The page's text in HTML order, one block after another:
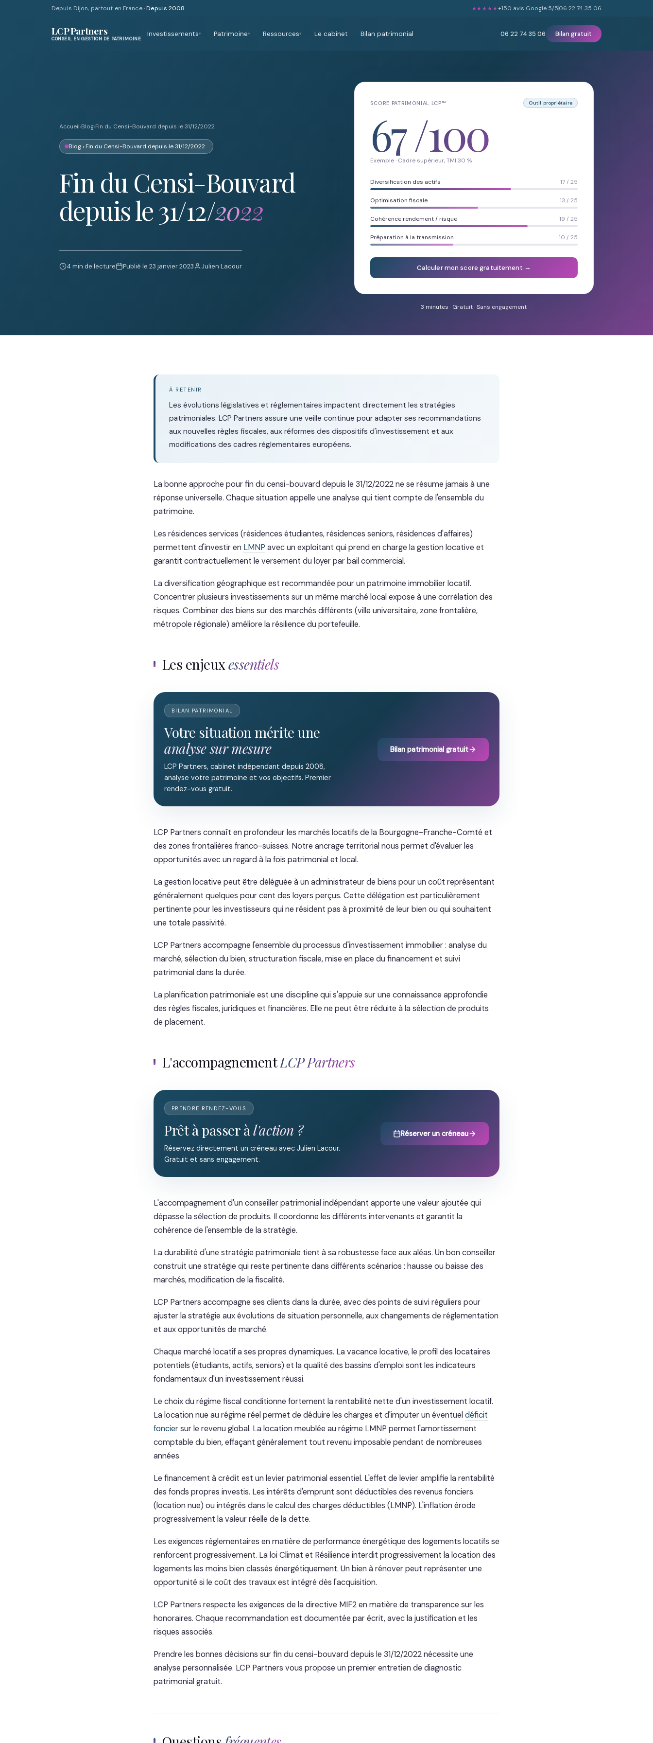
Depuis Dijon, partout en France ·Depuis 2008 ★★★★★+150 avis Google 5/506 22 74 35 06
LCP Partners
CONSEIL EN GESTION DE PATRIMOINE
Investissements▾ Patrimoine▾ Ressources▾ Le cabinet Bilan patrimonial 06 22 74 35 06 Bilan gratuit
Accueil›Blog›Fin du Censi-Bouvard depuis le 31/12/2022
Blog › Fin du Censi-Bouvard depuis le 31/12/2022
Fin du Censi-Bouvard
depuis le 31/12/2022
4 min de lecture Publié le 23 janvier 2023 Julien Lacour
SCORE PATRIMONIAL LCP™ Outil propriétaire
67/100
Exemple · Cadre supérieur, TMI 30 %
Diversification des actifs 17 / 25
Optimisation fiscale 13 / 25
Cohérence rendement / risque 19 / 25
Préparation à la transmission 10 / 25
Calculer mon score gratuitement →
3 minutes · Gratuit · Sans engagement
À RETENIR
Les évolutions législatives et réglementaires impactent directement les stratégies
patrimoniales. LCP Partners assure une veille continue pour adapter ses recommandations
aux nouvelles règles fiscales, aux réformes des dispositifs d'investissement et aux
modifications des cadres réglementaires européens.
La bonne approche pour fin du censi-bouvard depuis le 31/12/2022 ne se résume jamais à une
réponse universelle. Chaque situation appelle une analyse qui tient compte de l'ensemble du
patrimoine.
Les résidences services (résidences étudiantes, résidences seniors, résidences d'affaires)
permettent d'investir en LMNP avec un exploitant qui prend en charge la gestion locative et
garantit contractuellement le versement du loyer par bail commercial.
La diversification géographique est recommandée pour un patrimoine immobilier locatif.
Concentrer plusieurs investissements sur un même marché local expose à une corrélation des
risques. Combiner des biens sur des marchés différents (ville universitaire, zone frontalière,
métropole régionale) améliore la résilience du portefeuille.
Les enjeuxessentiels
BILAN PATRIMONIAL
Votre situation mérite une
analyse sur mesure
LCP Partners, cabinet indépendant depuis 2008,
analyse votre patrimoine et vos objectifs. Premier
rendez-vous gratuit.
Bilan patrimonial gratuit
LCP Partners connaît en profondeur les marchés locatifs de la Bourgogne-Franche-Comté et
des zones frontalières franco-suisses. Notre ancrage territorial nous permet d'évaluer les
opportunités avec un regard à la fois patrimonial et local.
La gestion locative peut être déléguée à un administrateur de biens pour un coût représentant
généralement quelques pour cent des loyers perçus. Cette délégation est particulièrement
pertinente pour les investisseurs qui ne résident pas à proximité de leur bien ou qui souhaitent
une totale passivité.
LCP Partners accompagne l'ensemble du processus d'investissement immobilier : analyse du
marché, sélection du bien, structuration fiscale, mise en place du financement et suivi
patrimonial dans la durée.
La planification patrimoniale est une discipline qui s'appuie sur une connaissance approfondie
des règles fiscales, juridiques et financières. Elle ne peut être réduite à la sélection de produits
de placement.
L'accompagnementLCP Partners
PRENDRE RENDEZ-VOUS
Prêt à passer àl'action ?
Réservez directement un créneau avec Julien Lacour.
Gratuit et sans engagement.
Réserver un créneau
L'accompagnement d'un conseiller patrimonial indépendant apporte une valeur ajoutée qui
dépasse la sélection de produits. Il coordonne les différents intervenants et garantit la
cohérence de l'ensemble de la stratégie.
La durabilité d'une stratégie patrimoniale tient à sa robustesse face aux aléas. Un bon conseiller
construit une stratégie qui reste pertinente dans différents scénarios : hausse ou baisse des
marchés, modification de la fiscalité.
LCP Partners accompagne ses clients dans la durée, avec des points de suivi réguliers pour
ajuster la stratégie aux évolutions de situation personnelle, aux changements de réglementation
et aux opportunités de marché.
Chaque marché locatif a ses propres dynamiques. La vacance locative, le profil des locataires
potentiels (étudiants, actifs, seniors) et la qualité des bassins d'emploi sont les indicateurs
fondamentaux d'un investissement réussi.
Le choix du régime fiscal conditionne fortement la rentabilité nette d'un investissement locatif.
La location nue au régime réel permet de déduire les charges et d'imputer un éventuel déficit
fonciersur le revenu global. La location meublée au régime LMNP permet l'amortissement
comptable du bien, effaçant généralement tout revenu imposable pendant de nombreuses
années.
Le financement à crédit est un levier patrimonial essentiel. L'effet de levier amplifie la rentabilité
des fonds propres investis. Les intérêts d'emprunt sont déductibles des revenus fonciers
(location nue) ou intégrés dans le calcul des charges déductibles (LMNP). L'inflation érode
progressivement la valeur réelle de la dette.
Les exigences réglementaires en matière de performance énergétique des logements locatifs se
renforcent progressivement. La loi Climat et Résilience interdit progressivement la location des
logements les moins bien classés énergétiquement. Un bien à rénover peut représenter une
opportunité si le coût des travaux est intégré dès l'acquisition.
LCP Partners respecte les exigences de la directive MIF2 en matière de transparence sur les
honoraires. Chaque recommandation est documentée par écrit, avec la justification et les
risques associés.
Prendre les bonnes décisions sur fin du censi-bouvard depuis le 31/12/2022 nécessite une
analyse personnalisée. LCP Partners vous propose un premier entretien de diagnostic
patrimonial gratuit.